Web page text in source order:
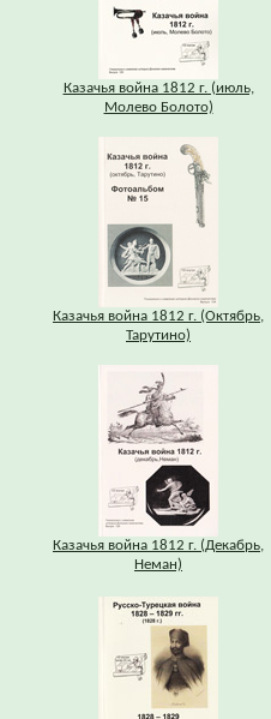
Казачья война 1812 г. (июль,
Молево Болото)
Казачья война 1812 г. (Октябрь,
Тарутино)
Казачья война 1812 г. (Декабрь,
Неман)